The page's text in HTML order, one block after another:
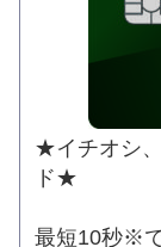
★イチオシ
ド★
最短10秒※